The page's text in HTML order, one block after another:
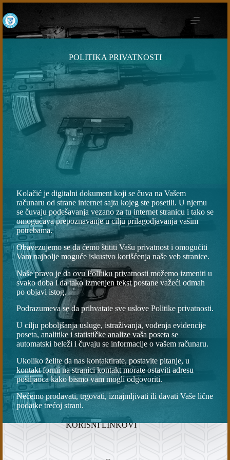
POLITIKA PRIVATNOSTI
Kolačić je digitalni dokument koji se čuva na Vašem
računaru od strane internet sajta kojeg ste posetili. U njemu
se čuvaju podešavanja vezano za tu internet stranicu i tako se
omogućava prepoznavanje u cilju prilagodjavanja vašim
potrebama.
Obavezujemo se da ćemo štititi Vašu privatnost i omogućiti
Vam najbolje moguće iskustvo korišćenja naše veb stranice.
Naše pravo je da ovu Politiku privatnosti možemo izmeniti u
svako doba i da tako izmenjen tekst postane važeći odmah
po objavi istog.
Podrazumeva se da prihvatate sve uslove Politike privatnosti.
U cilju poboljšanja usluge, istraživanja, vođenja evidencije
poseta, analitike i statističke analize vaša poseta se
automatski beleži i čuvaju se informacije o vašem računaru.
Ukoliko želite da nas kontaktirate, postavite pitanje, u
kontakt formi na stranici kontakt morate ostaviti adresu
pošiljaoca kako bismo vam mogli odgovoriti.
Nećemo prodavati, trgovati, iznajmljivati ili davati Vaše lične
podatke trećoj strani.
KORISNI LINKOVI